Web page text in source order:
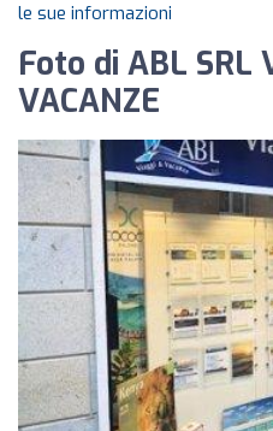
le sue informazioni
Foto di ABL SRL
VACANZE